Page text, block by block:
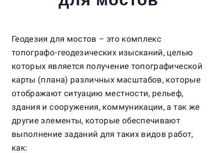
Геодезия для мостов – это комплекс
топографо-геодезических изысканий, целью
которых является получение топографической
карты (плана) различных масштабов, которые
отображают ситуацию местности, рельеф,
здания и сооружения, коммуникации, а так же
другие элементы, которые обеспечивают
выполнение заданий для таких видов работ,
как: